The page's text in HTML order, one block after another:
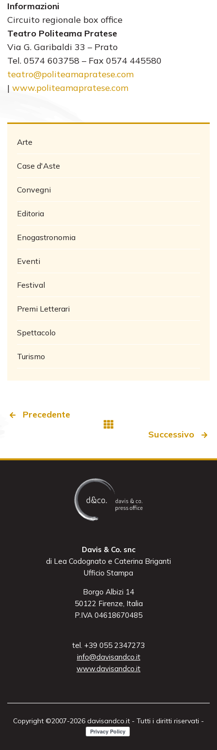
Informazioni
Circuito regionale box office
Teatro Politeama Pratese
Via G. Garibaldi 33 – Prato
Tel. 0574 603758 – Fax 0574 445580
teatro@politeamapratese.com
| www.politeamapratese.com
Arte
Case d'Aste
Convegni
Editoria
Enogastronomia
Eventi
Festival
Premi Letterari
Spettacolo
Turismo
Precedente
Successivo
Davis & Co. snc
di Lea Codognato e Caterina Briganti
Ufficio Stampa
Borgo Albizi 14
50122 Firenze, Italia
P.IVA 04618670485
tel. +39 055 2347273
info@davisandco.it
www.davisandco.it
Copyright ©2007-2026 davisandco.it - Tutti i diritti riservati -